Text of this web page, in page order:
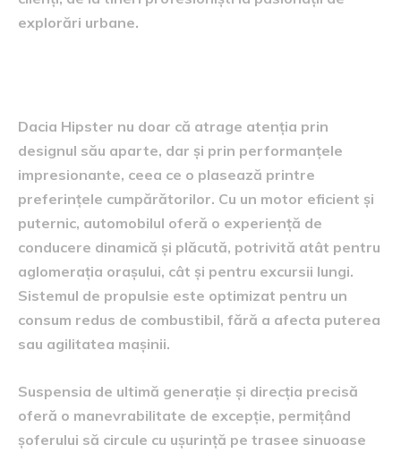
explorări urbane.
Dacia Hipster nu doar că atrage atenția prin
designul său aparte, dar și prin performanțele
impresionante, ceea ce o plasează printre
preferințele cumpărătorilor. Cu un motor eficient și
puternic, automobilul oferă o experiență de
conducere dinamică și plăcută, potrivită atât pentru
aglomerația orașului, cât și pentru excursii lungi.
Sistemul de propulsie este optimizat pentru un
consum redus de combustibil, fără a afecta puterea
sau agilitatea mașinii.
Suspensia de ultimă generație și direcția precisă
oferă o manevrabilitate de excepție, permițând
șoferului să circule cu ușurință pe trasee sinuoase